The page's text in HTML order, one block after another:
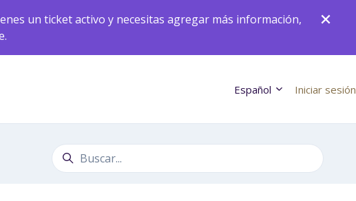
un ticket activo y necesitas agregar más información,
Español Iniciar sesión
Búsqueda